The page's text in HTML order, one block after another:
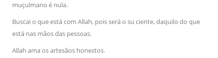
muçulmano é nula.
Buscai o que está com Allah, pois será o su ciente, daquilo do que
está nas mãos das pessoas.
Allah ama os artesãos honestos.